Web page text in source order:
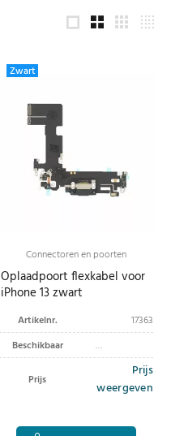
Zwart
Connectoren en poorten
Oplaadpoort flexkabel voor
iPhone 13 zwart
Artikelnr.
17363
Beschikbaar
Prijs
Prijs
weergeven